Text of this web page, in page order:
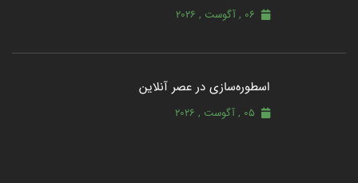
06 , آگوست , 2026
اسطوره‌سازی در عصر آنلاین
05 , آگوست , 2026